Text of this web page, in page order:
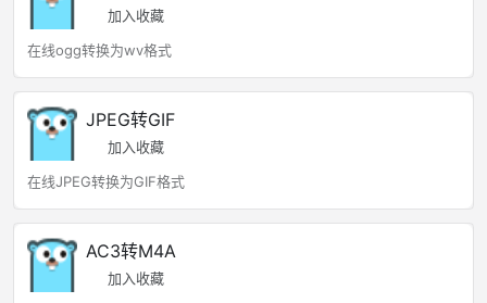
加入收藏
在线ogg转换为wv格式
JPEG转GIF
加入收藏
在线JPEG转换为GIF格式
AC3转M4A
加入收藏